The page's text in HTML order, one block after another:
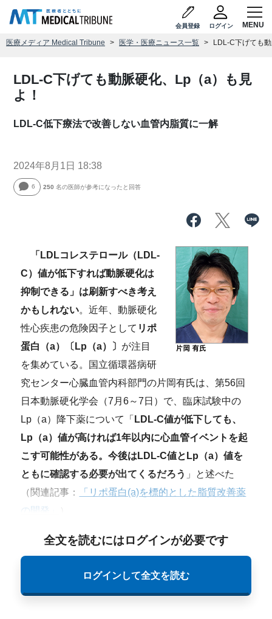
会員登録 ログイン
医療メディア Medical Tribune 医学・医療ニュース一覧 LDL-C下げても
LDL-C下げても動脈硬化、Lp（a）も見
よ！
LDL-C低下療法で改善しない血管内脂質に一解
2024年8月1日 18:38
6 250 名の医師が参考になったと回答
「LDLコレステロール（LDL-
C）値が低下すれば動脈硬化は
抑制できる」は刷新すべき考え
かもしれない。近年、動脈硬化
性心疾患の危険因子として リポ
蛋白（a）〔Lp（a）〕 が注目
を集めている。国立循環器病研
究センター心臓血管内科部門の片岡有氏は、第56回
日本動脈硬化学会（7月6～7日）で、臨床試験中の
Lp（a）降下薬について「 LDL-C値が低下しても、
Lp（a）値が高ければ1年以内に心血管イベントを起
こす可能性がある。今後はLDL-C値とLp（a）値を
ともに確認する必要が出てくるだろう 」と述べた
（関連記事：
「リポ蛋白(a)を標的とした脂質改善薬
の開発」
全文を読むにはログインが必要です
ログインして全文を読む